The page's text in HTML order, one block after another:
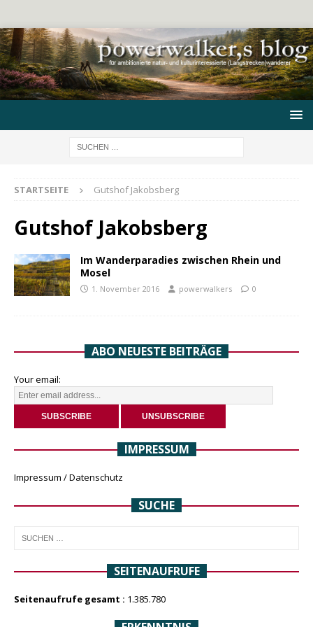
STARTSEITE Gutshof Jakobsberg
Gutshof Jakobsberg
Im Wanderparadies zwischen Rhein und
Mosel
1. November 2016 powerwalkers 0
ABO NEUESTE BEITRÄGE
Your email:
IMPRESSUM
Impressum / Datenschutz
SUCHE
SEITENAUFRUFE
Seitenaufrufe gesamt : 1.385.780